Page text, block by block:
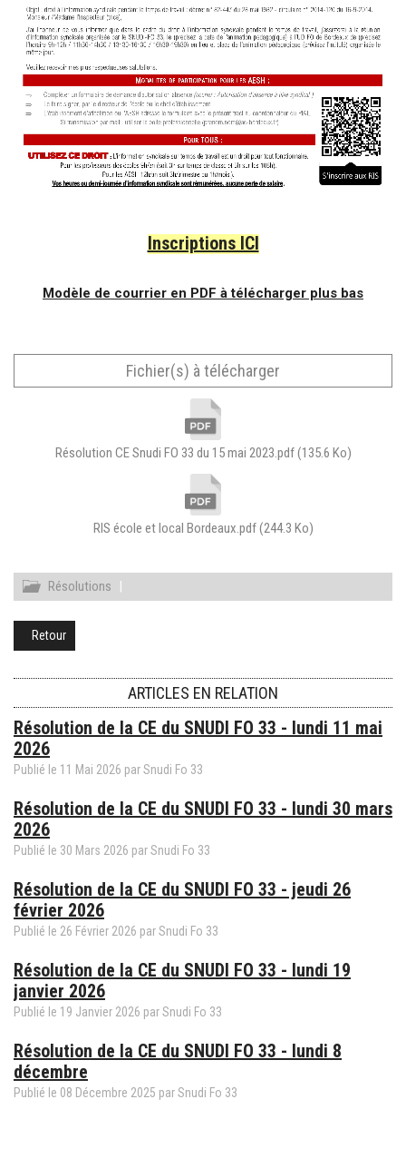
Inscriptions ICI
Modèle de courrier en PDF à télécharger plus bas
Fichier(s) à télécharger
Résolution CE Snudi FO 33 du 15 mai 2023.pdf(135.6 Ko)
RIS école et local Bordeaux.pdf(244.3 Ko)
Résolutions
Retour
ARTICLES EN RELATION
Résolution de la CE du SNUDI FO 33 - lundi 11 mai
2026
Publié le 11 Mai 2026 parSnudi Fo 33
Résolution de la CE du SNUDI FO 33 - lundi 30 mars
2026
Publié le 30 Mars 2026 parSnudi Fo 33
Résolution de la CE du SNUDI FO 33 - jeudi 26
février 2026
Publié le 26 Février 2026 parSnudi Fo 33
Résolution de la CE du SNUDI FO 33 - lundi 19
janvier 2026
Publié le 19 Janvier 2026 parSnudi Fo 33
Résolution de la CE du SNUDI FO 33 - lundi 8
décembre
Publié le 08 Décembre 2025 parSnudi Fo 33